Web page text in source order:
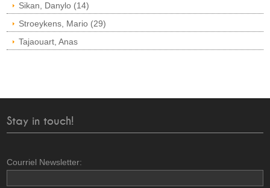
Sikan, Danylo (14)
Stroeykens, Mario (29)
Tajaouart, Anas
Stay in touch!
Courriel Newsletter: